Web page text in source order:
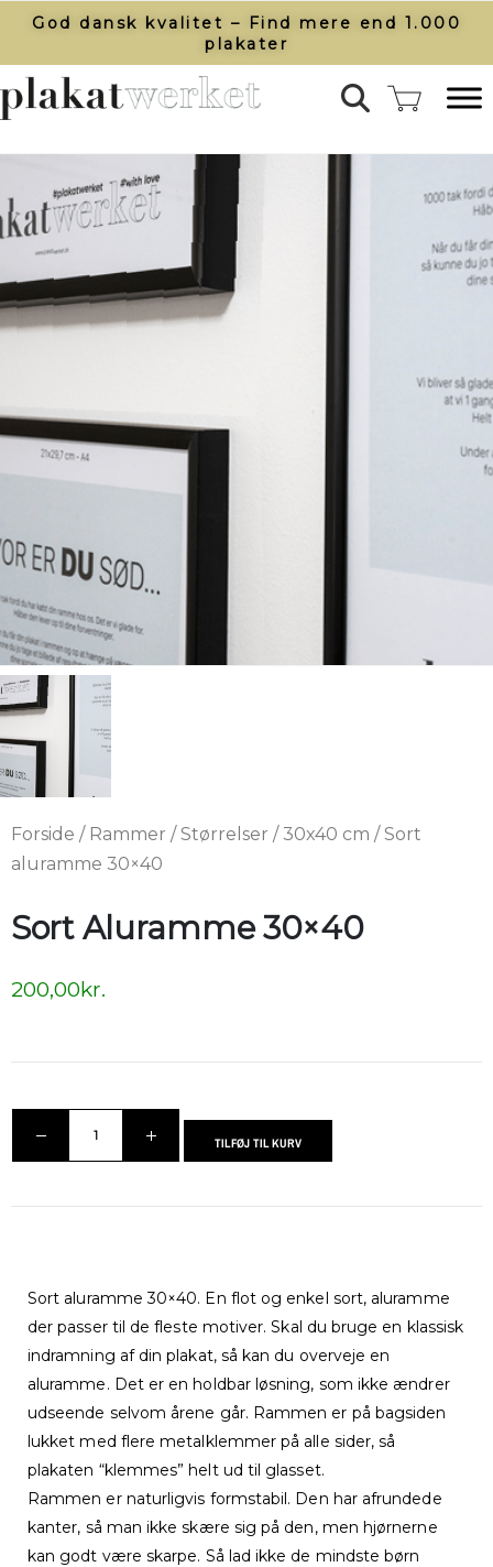
God dansk kvalitet – Find mere end 1.000
plakater​
Forside / Rammer /Størrelser /30x40 cm / Sort
aluramme 30×40
Sort Aluramme 30×40
200,00kr.
TILFØJ TIL KURV
Sort aluramme 30×40. En flot og enkel sort, aluramme
der passer til de fleste motiver. Skal du bruge en klassisk
indramning af din plakat, så kan du overveje en
aluramme. Det er en holdbar løsning, som ikke ændrer
udseende selvom årene går. Rammen er på bagsiden
lukket med flere metalklemmer på alle sider, så
plakaten “klemmes” helt ud til glasset.
Rammen er naturligvis formstabil. Den har afrundede
kanter, så man ikke skære sig på den, men hjørnerne
kan godt være skarpe. Så lad ikke de mindste børn